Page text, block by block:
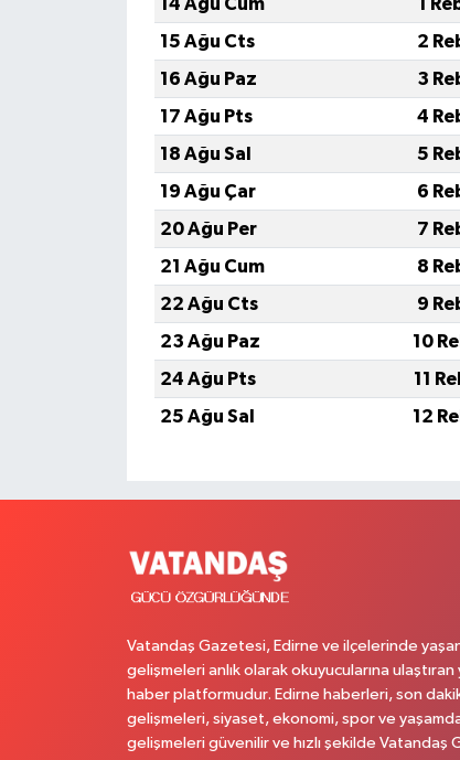
15 Ağu Cts
2
16 Ağu Paz
3
17 Ağu Pts
4
18 Ağu Sal
5
19 Ağu Çar
6
20 Ağu Per
7
21 Ağu Cum
8
22 Ağu Cts
9
23 Ağu Paz
10
24 Ağu Pts
11
25 Ağu Sal
12
Vatandaş Gazetesi, Edirne ve ilçelerinde
gelişmeleri anlık olarak okuyucularına ulaştıran
haber platformudur. Edirne haberleri, son
gelişmeleri, siyaset, ekonomi, spor ve
gelişmeleri güvenilir ve hızlı şekilde Vatandaş